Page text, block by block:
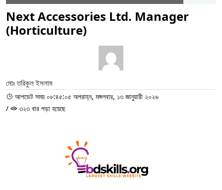
Next Accessories Ltd. Manager
(Horticulture)
মোঃ তরিকুল ইসলাম
আপডেট সময় ০৮:৪৫:০৫ অপরাহ্ন, মঙ্গলবার, ১৩ জানুয়ারী ২০২৬
/
৩২৩ বার পড়া হয়েছে